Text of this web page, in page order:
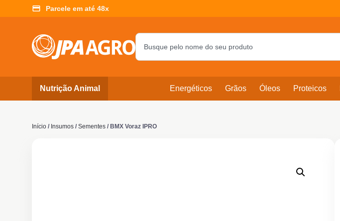
Parcele em até 48x
Nutrição Animal Energéticos Grãos Óleos Proteicos
Início / Insumos / Sementes / BMX Voraz IPRO